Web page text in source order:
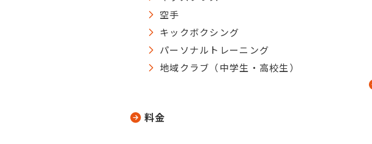
空手
キックボクシング
パーソナルトレーニング
地域クラブ（中学生・高校生）
料金